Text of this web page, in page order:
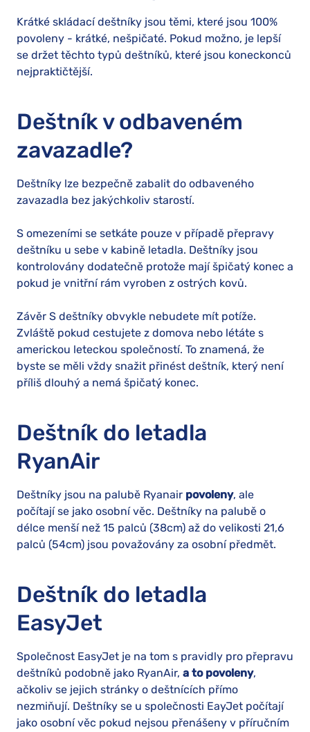
Krátké skládací deštníky jsou těmi, které jsou 100%
povoleny - krátké, nešpičaté. Pokud možno, je lepší
se držet těchto typů deštníků, které jsou koneckonců
nejpraktičtější.
Deštník v odbaveném
zavazadle?
Deštníky lze bezpečně zabalit do odbaveného
zavazadla bez jakýchkoliv starostí.
S omezeními se setkáte pouze v případě přepravy
deštníku u sebe v kabině letadla. Deštníky jsou
kontrolovány dodatečně protože mají špičatý konec a
pokud je vnitřní rám vyroben z ostrých kovů.
Závěr S deštníky obvykle nebudete mít potíže.
Zvláště pokud cestujete z domova nebo létáte s
americkou leteckou společností. To znamená, že
byste se měli vždy snažit přinést deštník, který není
příliš dlouhý a nemá špičatý konec.
Deštník do letadla
RyanAir
Deštníky jsou na palubě Ryanair povoleny, ale
počítají se jako osobní věc. Deštníky na palubě o
délce menší než 15 palců (38cm) až do velikosti 21,6
palců (54cm) jsou považovány za osobní předmět.
Deštník do letadla
EasyJet
Společnost EasyJet je na tom s pravidly pro přepravu
deštníků podobně jako RyanAir, a to povoleny,
ačkoliv se jejich stránky o deštnících přímo
nezmiňují. Deštníky se u společnosti EayJet počítají
jako osobní věc pokud nejsou přenášeny v příručním